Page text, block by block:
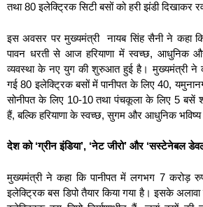
तथा 80 इलेक्ट्रिक सिटी बसों को हरी झंडी दिखाकर
इस अवसर पर मुख्यमंत्री नायब सिंह सैनी ने कहा
पावन धरती से आज हरियाणा में स्वच्छ, आधुनिक
व्यवस्था के नए युग की शुरुआत हुई है। मुख्यमंत्री ने
गई 80 इलेक्ट्रिक बसों में पानीपत के लिए 40,
सोनीपत के लिए 10-10 तथा पंचकूला के लिए 5 बसें
हैं, बल्कि हरियाणा के स्वच्छ, सुगम और आधुनिक
देश को ‘ग्रीन इंडिया’, ‘नेट जीरो’ और ‘सस्टेनेबल
मुख्यमंत्री ने कहा कि पानीपत में लगभग 7 करोड़
इलेक्ट्रिक बस डिपो तैयार किया गया है। इसके